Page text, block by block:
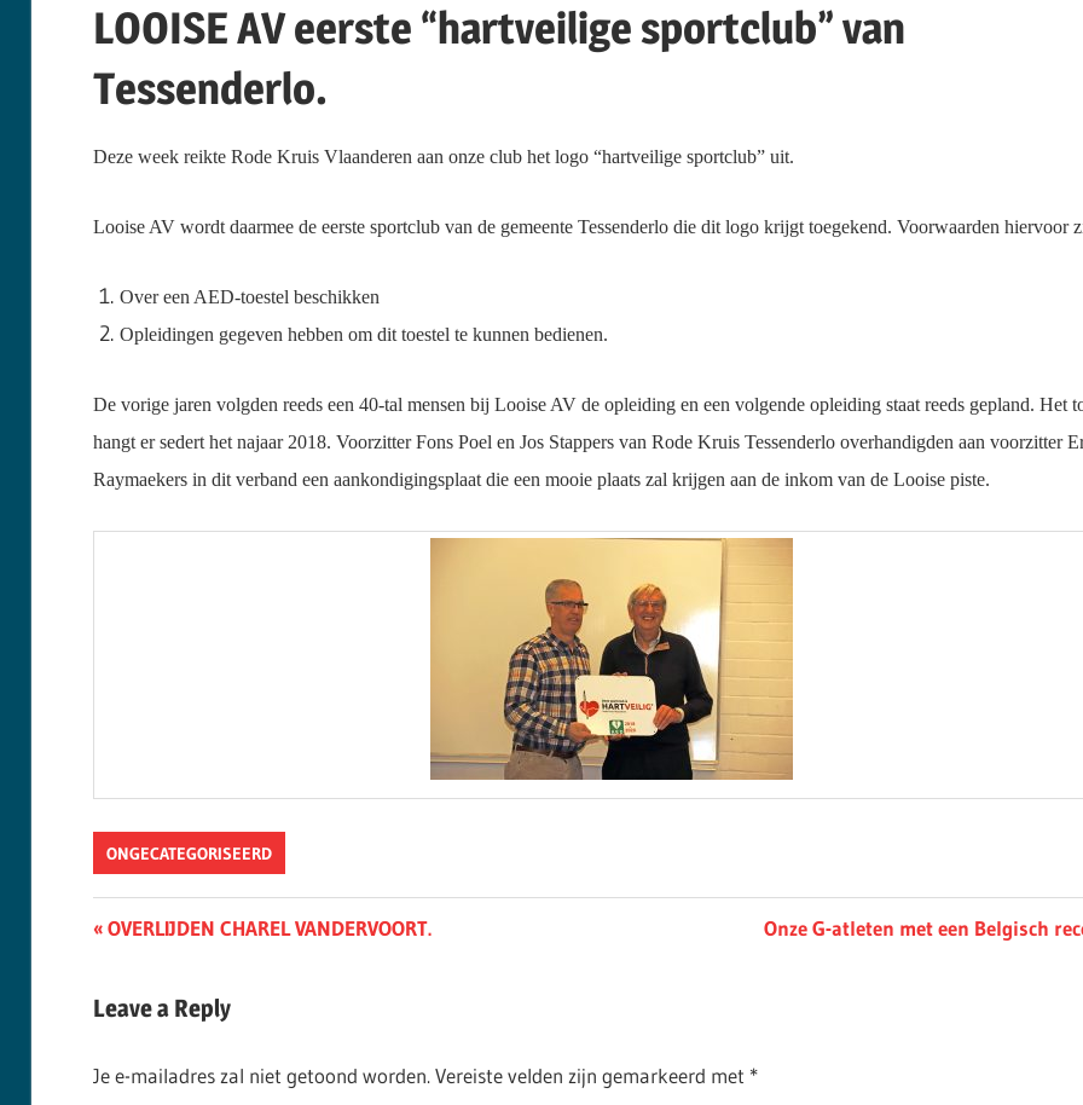
LOOISE AV eerste “hartveilige sportclub” van
Tessenderlo.
Deze week reikte Rode Kruis Vlaanderen aan onze club het logo “hartveilige sportclub” uit.
Looise AV wordt daarmee de eerste sportclub van de gemeente Tessenderlo die dit logo krijgt toegekend. Voorwaarden hiervoor
Over een AED-toestel beschikken
Opleidingen gegeven hebben om dit toestel te kunnen bedienen.
De vorige jaren volgden reeds een 40-tal mensen bij Looise AV de opleiding en een volgende opleiding staat reeds gepland. Het
hangt er sedert het najaar 2018. Voorzitter Fons Poel en Jos Stappers van Rode Kruis Tessenderlo overhandigden aan voorzitter
Raymaekers in dit verband een aankondigingsplaat die een mooie plaats zal krijgen aan de inkom van de Looise piste.
ONGECATEGORISEERD
Berichtnavigatie
Previous
OVERLIJDEN CHAREL VANDERVOORT.
Next
Onze G-atleten met een Belgisch
Leave a Reply
Je e-mailadres zal niet getoond worden. Vereiste velden zijn gemarkeerd met *